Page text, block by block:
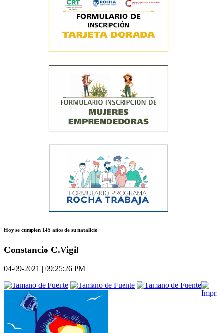
Hoy se cumplen 145 años de su natalicio
Constancio C.Vigil
04-09-2021 | 09:25:26 PM